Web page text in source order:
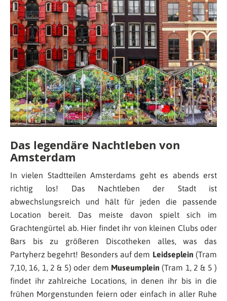
Das legendäre Nachtleben von
Amsterdam
In vielen Stadtteilen Amsterdams geht es abends erst
richtig los! Das Nachtleben der Stadt ist
abwechslungsreich und hält für jeden die passende
Location bereit. Das meiste davon spielt sich im
Grachtengürtel ab. Hier findet ihr von kleinen Clubs oder
Bars bis zu größeren Discotheken alles, was das
Partyherz begehrt! Besonders auf dem Leidseplein (Tram
7,10, 16, 1, 2 & 5) oder dem Museumplein (Tram 1, 2 & 5 )
findet ihr zahlreiche Locations, in denen ihr bis in die
frühen Morgenstunden feiern oder einfach in aller Ruhe